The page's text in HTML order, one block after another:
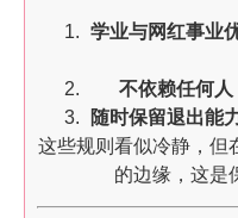
学业与网红事业
不依赖任何人
随时保留退出能
这些规则看似冷静，但
的边缘，这是